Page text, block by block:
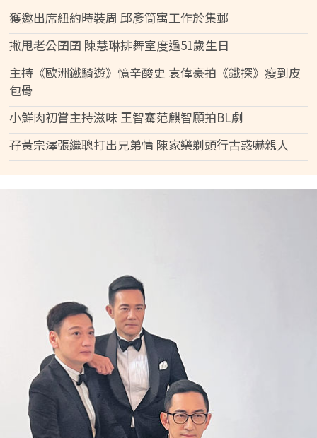
獲邀出席紐約時裝周 邱彥筒寓工作於集郵
撇甩老公囝囝 陳慧琳排舞室度過51歲生日
主持《歐洲鐵騎遊》憶辛酸史 袁偉豪拍《鐵探》瘦到皮
包骨
小鮮肉初嘗主持滋味 王智騫范麒智願拍BL劇
孖黃宗澤張繼聰打出兄弟情 陳家樂剃頭行古惑嚇親人